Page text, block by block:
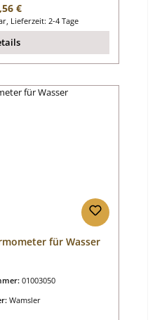
Preis:
€
Lieferzeit: 2-4 Tage
für Wasser
01003050
Wamsler